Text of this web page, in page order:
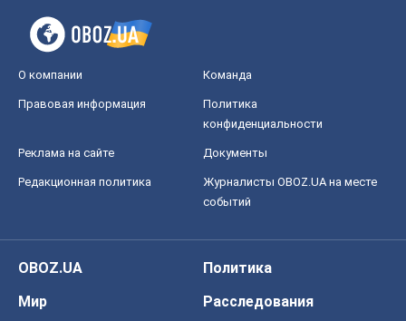
О компании Команда
Правовая информация
Политика
конфиденциальности
Реклама на сайте Документы
Редакционная политика
Журналисты OBOZ.UA на месте
событий
OBOZ.UA
Политика
Мир
Расследования